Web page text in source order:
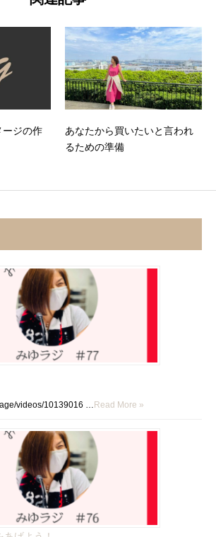
ージの作
あなたから買いたいと言われ
るための準備
videos/10139016 … Read More »